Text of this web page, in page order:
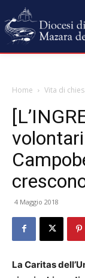
Home Vita di
4 Maggio 2018
La Caritas